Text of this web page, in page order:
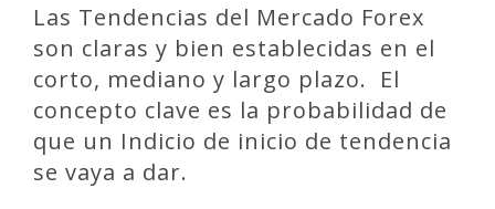
Las Tendencias del Mercado Forex
son claras y bien establecidas en el
corto, mediano y largo plazo. El
concepto clave es la probabilidad de
que un Indicio de inicio de tendencia
se vaya a dar.